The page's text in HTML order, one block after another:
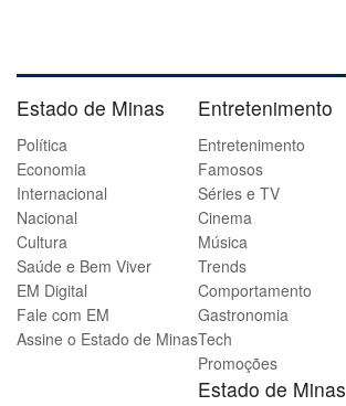
Estado de Minas
Política
Economia
Internacional
Nacional
Cultura
Saúde e Bem Viver
EM Digital
Fale com EM
Assine o Estado de Minas
Entretenimento
Entretenimento
Famosos
Séries e TV
Cinema
Música
Trends
Comportamento
Gastronomia
Tech
Promoções
Estado de Minas